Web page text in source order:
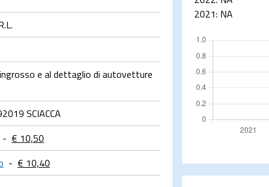
e al dettaglio di autovetture
SCIACCA
- € 10,50
- € 10,40
2021: NA